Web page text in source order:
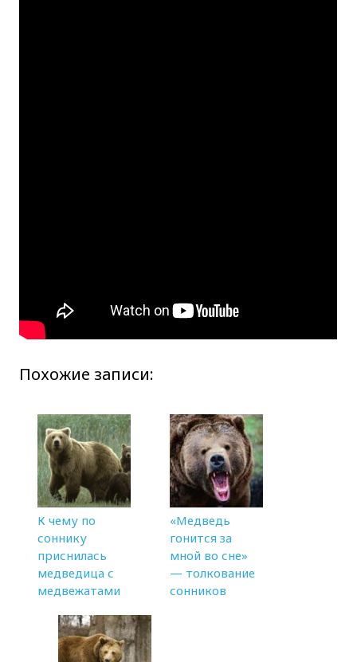
Похожие записи:
К чему по
соннику
приснилась
медведица с
медвежатами
«Медведь
гонится за
мной во сне»
— толкование
сонников